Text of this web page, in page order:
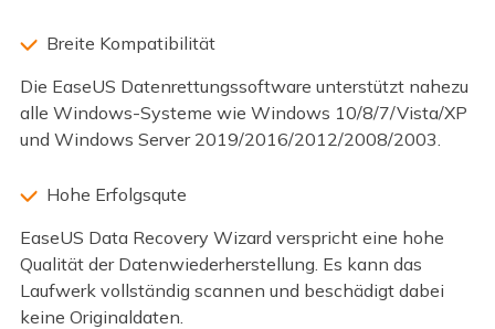
Breite Kompatibilität
Die EaseUS Datenrettungssoftware unterstützt nahezu
alle Windows-Systeme wie Windows 10/8/7/Vista/XP
und Windows Server 2019/2016/2012/2008/2003.
Hohe Erfolgsqute
EaseUS Data Recovery Wizard verspricht eine hohe
Qualität der Datenwiederherstellung. Es kann das
Laufwerk vollständig scannen und beschädigt dabei
keine Originaldaten.